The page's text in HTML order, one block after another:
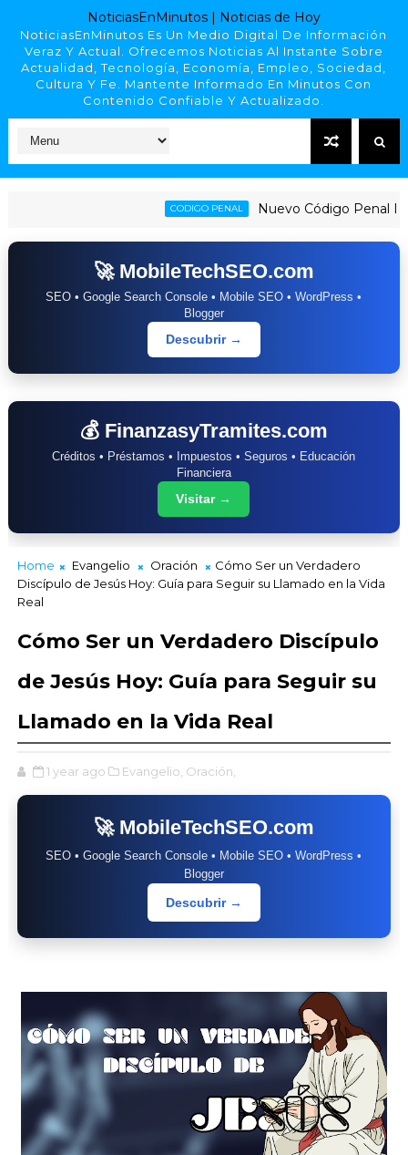
NoticiasEnMinutos | Noticias de Hoy
NoticiasEnMinutos Es Un Medio Digital De Información
Veraz Y Actual. Ofrecemos Noticias Al Instante Sobre
Actualidad, Tecnología, Economía, Empleo, Sociedad,
Cultura Y Fe. Mantente Informado En Minutos Con
Contenido Confiable Y Actualizado.
CODIGO PENAL Nuevo Código Penal
🚀 MobileTechSEO.com
SEO • Google Search Console • Mobile SEO • WordPress •
Blogger
Descubrir →
💰 FinanzasyTramites.com
Créditos • Préstamos • Impuestos • Seguros • Educación
Financiera
Visitar →
Home Evangelio Oración
Cómo Ser un Verdadero
Discípulo de Jesús Hoy: Guía para Seguir su Llamado en la Vida
Real
Cómo Ser un Verdadero Discípulo
de Jesús Hoy: Guía para Seguir su
Llamado en la Vida Real
1 year ago Evangelio, Oración,
🚀 MobileTechSEO.com
SEO • Google Search Console • Mobile SEO • WordPress •
Blogger
Descubrir →